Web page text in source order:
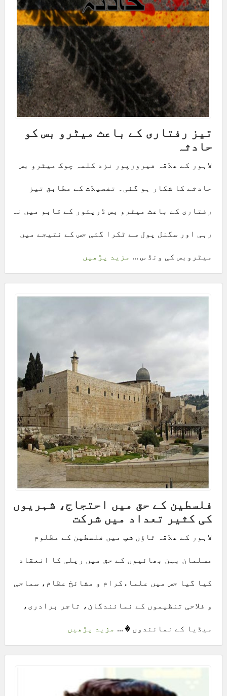
تیز رفتاری کے باعث میٹرو بس کو
حادثہ
لاہور کے علاقہ فیروزپور نزد کلمہ چوک میٹرو بس
حادثے کا شکار ہو گئی۔ تفصیلات کے مطابق تیز
رفتاری کے باعث میٹرو بس ڈریئور کے قابو میں نہ
رہی اور سگنل پول سے ٹکرا گئی جس کے نتیجے میں
میٹروبس کی ونڈ س ... مزید پڑھیں
فلسطین کے حق میں احتجاج، شہریوں
کی کثیر تعداد میں شرکت
لاہور کے علاقہ ٹاؤن شپ میں فلسطین کے مظلوم
مسلمان بہن بھائیوں کے حق میں ریلی کا انعقاد
کیا گیا جس میں علماءکرام و مشائخ عظام، سماجی
و فلاحی تنظیموں کے نمائندگان، تاجر برادری،
میڈیا کے نمائندوں � ... مزید پڑھیں